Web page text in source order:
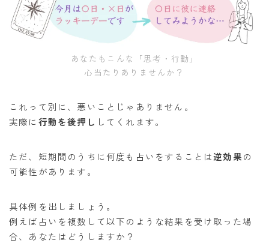
あなたもこんな「思考・行動」
心当たりありませんか？
これって別に、悪いことじゃありません。
実際に 行動を後押し してくれます。
ただ、短期間のうちに何度も占いをすることは逆効果の
可能性があります。
具体例を出しましょう。
例えば占いを複数して以下のような結果を受け取った場
合、あなたはどうしますか？